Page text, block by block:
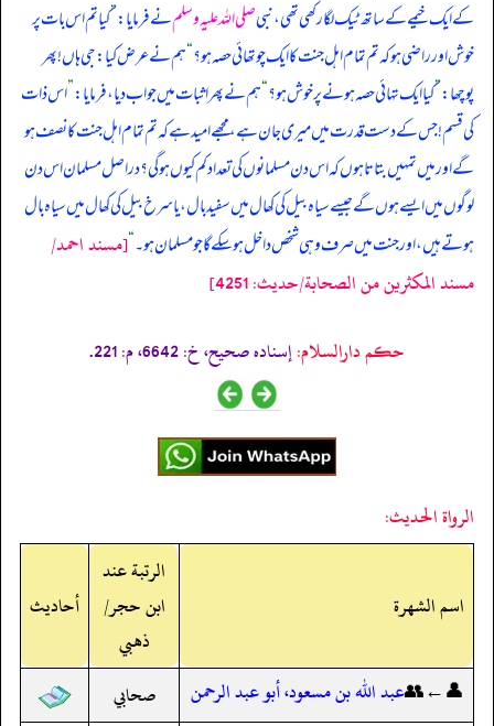
کے ایک خیمے کے ساتھ ٹیک لگا رکھی تھی، نبیصلی اللہ علیہ وسلمنے فرمایا:”کیا تم اس بات پر
خوش اور راضی ہو کہ تم تمام اہل جنت کا ایک چوتھائی حصہ ہو؟“ہم نے عرض کیا: جی ہاں! پھر
پوچھا:”کیا ایک تہائی حصہ ہونے پر خوش ہو؟“ہم نے پھر اثبات میں جواب دیا، فرمایا:”اس ذات
کی قسم! جس کے دست قدرت میں میری جان ہے، مجھے امید ہے کہ تم تمام اہل جنت کا نصف ہو
گے اور میں تمہیں بتاتا ہوں کہ اس دن مسلمانوں کی تعداد کم کیوں ہو گی؟ دراصل مسلمان اس دن
لوگوں میں ایسے ہوں گے جیسے سیاہ بیل کی کھال میں سفید بال، یا سرخ بیل کی کھال میں سیاہ بال
ہوتے ہیں، اور جنت میں صرف وہی شخص داخل ہو سکے گا جو مسلمان ہو۔“[مسند احمد/
مسند المكثرين من الصحابة/حدیث: 4251]
حکم دارالسلام:إسناده صحيح، خ: 6642، م: 221.
الرواة الحديث:
اسم الشهرة
الرتبة عند
ابن حجر/
ذهبي
أحاديث
👤←👥عبد الله بن مسعود، أبو عبد الرحمن
صحابي